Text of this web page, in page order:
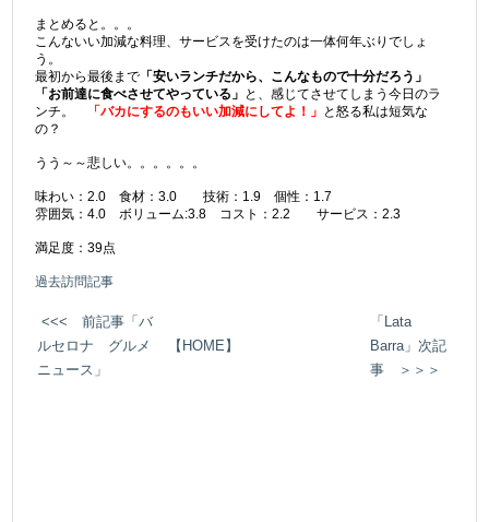
まとめると。。。
こんないい加減な料理、サービスを受けたのは一体何年ぶりでしょ
う。
最初から最後まで 「安いランチだから、こんなもので十分だろう」
「お前達に食べさせてやっている」 と、感じてさせてしまう今日のラ
ンチ。
「バカにするのもいい加減にしてよ！」 と怒る私は短気な
の？
うう～～悲しい。。。。。。
味わい：2.0 食材：3.0 技術：1.9 個性：1.7
雰囲気：4.0 ボリューム:3.8 コスト：2.2 サービス：2.3
満足度：39点
過去訪問記事
<<< 前記事「バ
ルセロナ グルメ
ニュース」
【HOME】
「Lata
Barra」次記
事 ＞＞＞